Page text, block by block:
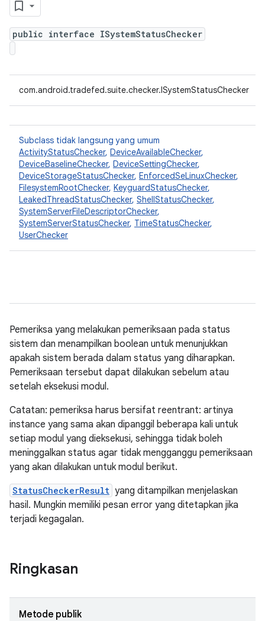
public interface ISystemStatusChecker
com.android.tradefed.suite.checker.ISystemStatusChecker
Subclass tidak langsung yang umum
ActivityStatusChecker, DeviceAvailableChecker,
DeviceBaselineChecker, DeviceSettingChecker,
DeviceStorageStatusChecker, EnforcedSeLinuxChecker,
FilesystemRootChecker, KeyguardStatusChecker,
LeakedThreadStatusChecker, ShellStatusChecker,
SystemServerFileDescriptorChecker,
SystemServerStatusChecker, TimeStatusChecker,
UserChecker
Pemeriksa yang melakukan pemeriksaan pada status
sistem dan menampilkan boolean untuk menunjukkan
apakah sistem berada dalam status yang diharapkan.
Pemeriksaan tersebut dapat dilakukan sebelum atau
setelah eksekusi modul.
Catatan: pemeriksa harus bersifat reentrant: artinya
instance yang sama akan dipanggil beberapa kali untuk
setiap modul yang dieksekusi, sehingga tidak boleh
meninggalkan status agar tidak mengganggu pemeriksaan
yang akan dilakukan untuk modul berikut.
StatusCheckerResult yang ditampilkan menjelaskan
hasil. Mungkin memiliki pesan error yang ditetapkan jika
terjadi kegagalan.
Ringkasan
Metode publik